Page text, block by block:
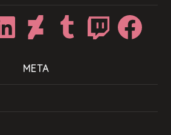
DeviantArtTumblr Twitch Facebook
META